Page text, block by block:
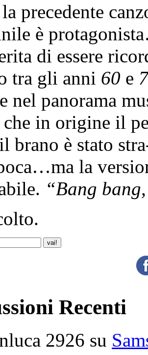
precedente
è
di essere
tra gli anni 60 e
nel panorama
che in origine il
il brano è stato
la
“Bang
Recenti
2926 su